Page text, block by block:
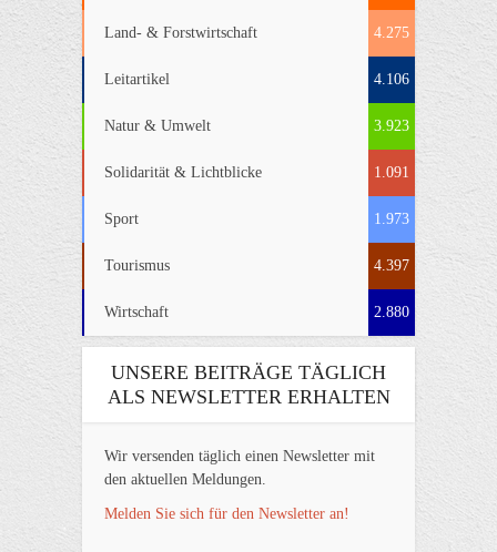
Land- & Forstwirtschaft 4.275
Leitartikel 4.106
Natur & Umwelt 3.923
Solidarität & Lichtblicke 1.091
Sport 1.973
Tourismus 4.397
Wirtschaft 2.880
UNSERE BEITRÄGE TÄGLICH
ALS NEWSLETTER ERHALTEN
Wir versenden täglich einen Newsletter mit
den aktuellen Meldungen.
Melden Sie sich für den Newsletter an!